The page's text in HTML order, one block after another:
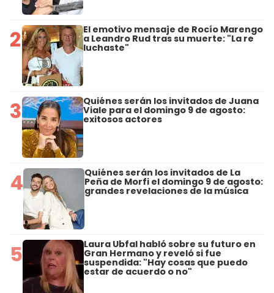
2 El emotivo mensaje de Rocío Marengo
a Leandro Rud tras su muerte: "La re
luchaste"
3 Quiénes serán los invitados de Juana
Viale para el domingo 9 de agosto:
exitosos actores
4 Quiénes serán los invitados de La
Peña de Morfi el domingo 9 de agosto:
grandes revelaciones de la música
5 Laura Ubfal habló sobre su futuro en
Gran Hermano y reveló si fue
suspendida: "Hay cosas que puedo
estar de acuerdo o no"